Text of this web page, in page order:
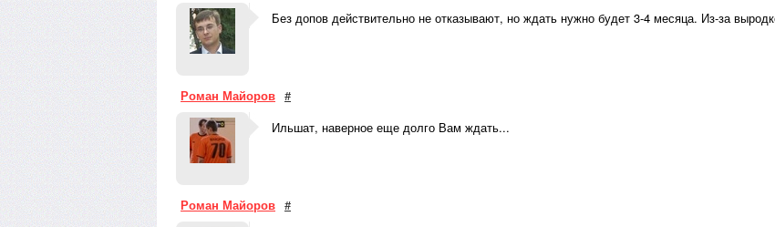
Без допов действительно не отказывают, но ждать нужно будет 3-4 месяца. Из-за
Роман Майоров #
Ильшат, наверное еще долго Вам ждать...
Роман Майоров #